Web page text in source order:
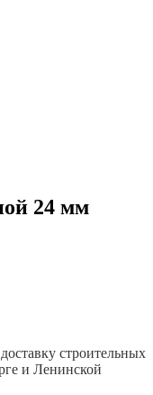
24 мм
строительных
и Ленинской